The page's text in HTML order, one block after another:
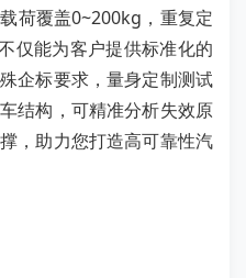
荷覆盖0~200kg，重复定
仅能为客户提供标准化的
企标要求，量身定制测试
结构，可精准分析失效原
，助力您打造高可靠性汽